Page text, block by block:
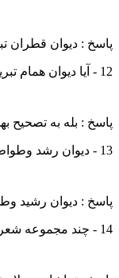
پاسخ : دیوان قطران
12 - آیا دیوان همام تبریزی به چاپ رسیده؟
پاسخ : بله به تصحیح
13 - دیوان رشد وطواط را از کجا می‌توانم تهیه کنم,؟
پاسخ : دیوان رشید
14 - چند مجموعه شعر از ششاعران جوان انقلاب معرفی کنید